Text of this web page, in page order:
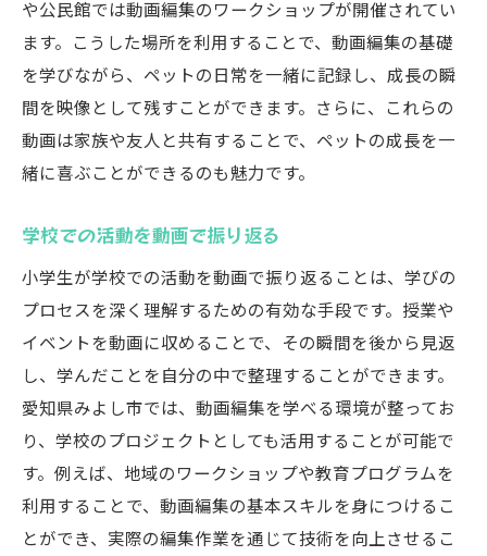
や公民館では動画編集のワークショップが開催されてい
ます。こうした場所を利用することで、動画編集の基礎
を学びながら、ペットの日常を一緒に記録し、成長の瞬
間を映像として残すことができます。さらに、これらの
動画は家族や友人と共有することで、ペットの成長を一
緒に喜ぶことができるのも魅力です。
学校での活動を動画で振り返る
小学生が学校での活動を動画で振り返ることは、学びの
プロセスを深く理解するための有効な手段です。授業や
イベントを動画に収めることで、その瞬間を後から見返
し、学んだことを自分の中で整理することができます。
愛知県みよし市では、動画編集を学べる環境が整ってお
り、学校のプロジェクトとしても活用することが可能で
す。例えば、地域のワークショップや教育プログラムを
利用することで、動画編集の基本スキルを身につけるこ
とができ、実際の編集作業を通じて技術を向上させるこ